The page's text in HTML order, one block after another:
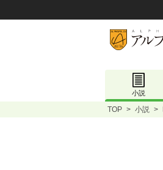
小説
TOP > 小説 >